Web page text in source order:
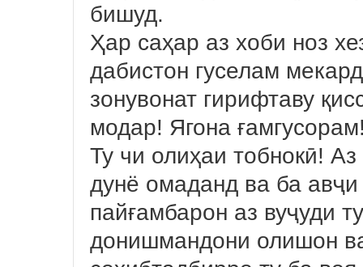
бишуд.
Ҳар саҳар аз хоби ноз
дабистон гуселам
зонувонат гирифтаву
модар! Ягона
Ту чи олиҳаи тобнокӣ!
дунё омаданд ва ба
пайғамбарон аз вуҷуди
донишмандони олишон